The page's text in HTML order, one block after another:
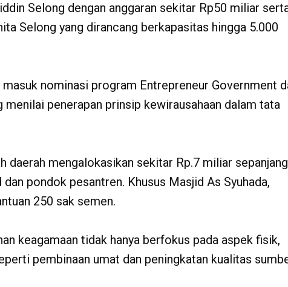
Selong dengan anggaran sekitar Rp50 miliar
Selong yang dirancang berkapasitas hingga 5.000
nominasi program Entrepreneur Government
menilai penerapan prinsip kewirausahaan dalam tata
daerah mengalokasikan sekitar Rp.7 miliar sepanjang
pondok pesantren. Khusus Masjid As Syuhada,
250 sak semen.
keagamaan tidak hanya berfokus pada aspek fisik,
pembinaan umat dan peningkatan kualitas